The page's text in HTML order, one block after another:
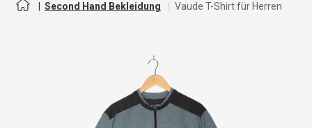
Second Hand Bekleidung Vaude T-Shirt für Herren